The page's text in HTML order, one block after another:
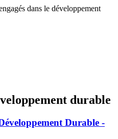
dans le développement
durable
Durable -